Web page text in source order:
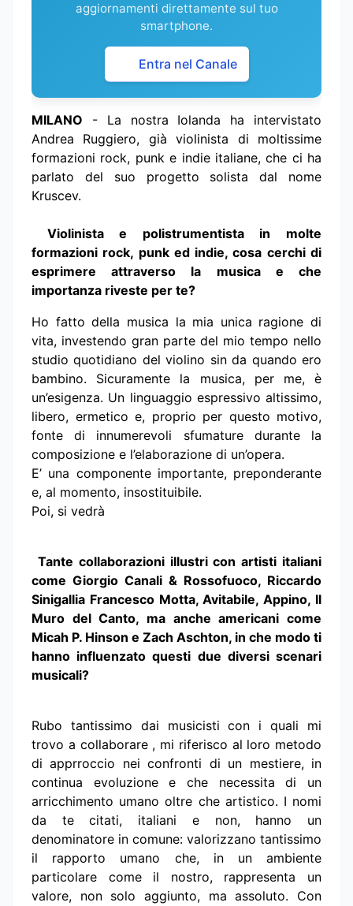
aggiornamenti direttamente sul tuo
smartphone.
Entra nel Canale
MILANO - La nostra Iolanda ha intervistato
Andrea Ruggiero, già violinista di moltissime
formazioni rock, punk e indie italiane, che ci ha
parlato del suo progetto solista dal nome
Kruscev.
Violinista e polistrumentista in molte
formazioni rock, punk ed indie, cosa cerchi di
esprimere attraverso la musica e che
importanza riveste per te?
Ho fatto della musica la mia unica ragione di
vita, investendo gran parte del mio tempo nello
studio quotidiano del violino sin da quando ero
bambino. Sicuramente la musica, per me, è
un’esigenza. Un linguaggio espressivo altissimo,
libero, ermetico e, proprio per questo motivo,
fonte di innumerevoli sfumature durante la
composizione e l’elaborazione di un’opera.
E’ una componente importante, preponderante
e, al momento, insostituibile.
Poi, si vedrà
Tante collaborazioni illustri con artisti italiani
come Giorgio Canali & Rossofuoco, Riccardo
Sinigallia Francesco Motta, Avitabile, Appino, Il
Muro del Canto, ma anche americani come
Micah P. Hinson e Zach Aschton, in che modo ti
hanno influenzato questi due diversi scenari
musicali?
Rubo tantissimo dai musicisti con i quali mi
trovo a collaborare , mi riferisco al loro metodo
di apprroccio nei confronti di un mestiere, in
continua evoluzione e che necessita di un
arricchimento umano oltre che artistico. I nomi
da te citati, italiani e non, hanno un
denominatore in comune: valorizzano tantissimo
il rapporto umano che, in un ambiente
particolare come il nostro, rappresenta un
valore, non solo aggiunto, ma assoluto. Con